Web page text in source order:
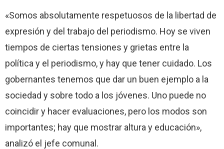
«Somos absolutamente respetuosos de la libertad de
expresión y del trabajo del periodismo. Hoy se viven
tiempos de ciertas tensiones y grietas entre la
política y el periodismo, y hay que tener cuidado. Los
gobernantes tenemos que dar un buen ejemplo a la
sociedad y sobre todo a los jóvenes. Uno puede no
coincidir y hacer evaluaciones, pero los modos son
importantes; hay que mostrar altura y educación»,
analizó el jefe comunal.